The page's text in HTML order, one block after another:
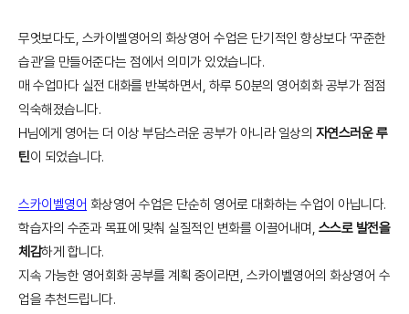
무엇보다도, 스카이벨영어의 화상영어 수업은 단기적인 향상보다 ‘꾸준한
습관’을 만들어준다는 점에서 의미가 있었습니다.
매 수업마다 실전 대화를 반복하면서, 하루 50분의 영어회화 공부가 점점
익숙해졌습니다.
H님에게 영어는 더 이상 부담스러운 공부가 아니라 일상의 자연스러운 루
틴이 되었습니다.
스카이벨영어 화상영어 수업은 단순히 영어로 대화하는 수업이 아닙니다.
학습자의 수준과 목표에 맞춰 실질적인 변화를 이끌어내며, 스스로 발전을
체감하게 합니다.
지속 가능한 영어회화 공부를 계획 중이라면, 스카이벨영어의 화상영어 수
업을 추천드립니다.